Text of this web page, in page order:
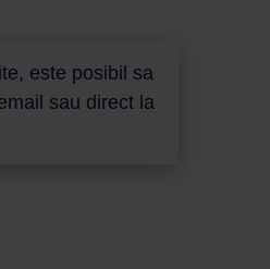
este posibil sa
sau direct la